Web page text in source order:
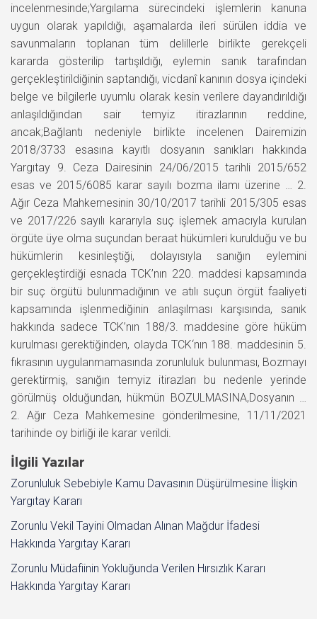
incelenmesinde;Yargılama sürecindeki işlemlerin kanuna
uygun olarak yapıldığı, aşamalarda ileri sürülen iddia ve
savunmaların toplanan tüm delillerle birlikte gerekçeli
kararda gösterilip tartışıldığı, eylemin sanık tarafından
gerçekleştirildiğinin saptandığı, vicdanî kanının dosya içindeki
belge ve bilgilerle uyumlu olarak kesin verilere dayandırıldığı
anlaşıldığından sair temyiz itirazlarının reddine,
ancak;Bağlantı nedeniyle birlikte incelenen Dairemizin
2018/3733 esasına kayıtlı dosyanın sanıkları hakkında
Yargıtay 9. Ceza Dairesinin 24/06/2015 tarihli 2015/652
esas ve 2015/6085 karar sayılı bozma ilamı üzerine … 2.
Ağır Ceza Mahkemesinin 30/10/2017 tarihli 2015/305 esas
ve 2017/226 sayılı kararıyla suç işlemek amacıyla kurulan
örgüte üye olma suçundan beraat hükümleri kurulduğu ve bu
hükümlerin kesinleştiği, dolayısıyla sanığın eylemini
gerçekleştirdiği esnada TCK’nın 220. maddesi kapsamında
bir suç örgütü bulunmadığının ve atılı suçun örgüt faaliyeti
kapsamında işlenmediğinin anlaşılması karşısında, sanık
hakkında sadece TCK’nın 188/3. maddesine göre hüküm
kurulması gerektiğinden, olayda TCK‘nın 188. maddesinin 5.
fıkrasının uygulanmamasında zorunluluk bulunması, Bozmayı
gerektirmiş, sanığın temyiz itirazları bu nedenle yerinde
görülmüş olduğundan, hükmün BOZULMASINA,Dosyanın …
2. Ağır Ceza Mahkemesine gönderilmesine, 11/11/2021
tarihinde oy birliği ile karar verildi.
İlgili Yazılar
Zorunluluk Sebebiyle Kamu Davasının Düşürülmesine İlişkin
Yargıtay Kararı
Zorunlu Vekil Tayini Olmadan Alınan Mağdur İfadesi
Hakkında Yargıtay Kararı
Zorunlu Müdafiinin Yokluğunda Verilen Hırsızlık Kararı
Hakkında Yargıtay Kararı